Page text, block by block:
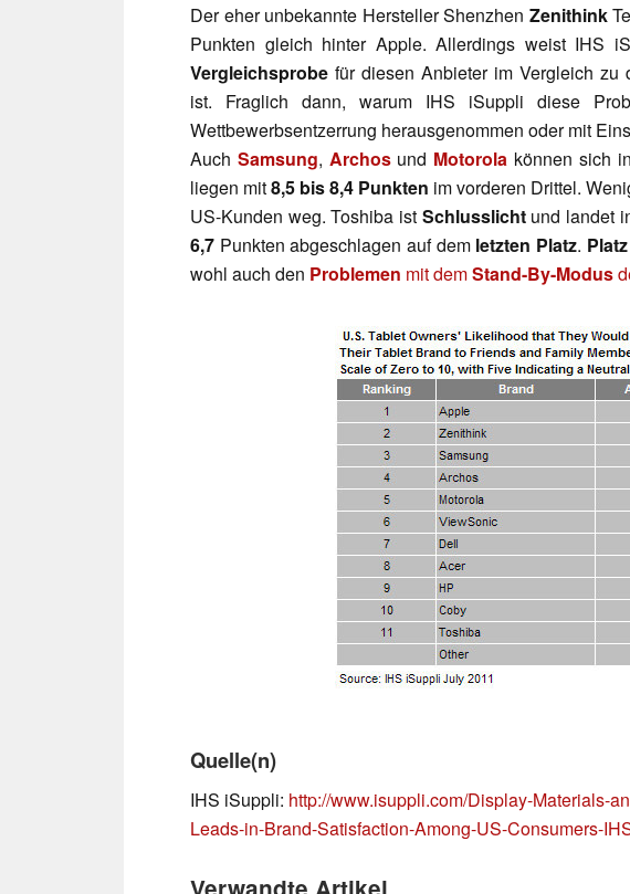
Der eher unbekannte Hersteller Shenzhen Zenithink
Punkten gleich hinter Apple. Allerdings weist IHS
Vergleichsprobe für diesen Anbieter im Vergleich zu
ist. Fraglich dann, warum IHS iSuppli diese
Wettbewerbsentzerrung herausgenommen oder mit
Auch Samsung, Archosund Motorola können sich
liegen mit8,5 bis 8,4 Punkten im vorderen Drittel.
US-Kunden weg. Toshiba ist Schlusslichtund landet
6,7 Punkten abgeschlagen auf dem letzten Platz.
wohl auch den Problemen mit demStand-By-Modus
Quelle(n)
IHS iSuppli: http://www.isuppli.com/Display-Materials-
Leads-in-Brand-Satisfaction-Among-US-Consumers-